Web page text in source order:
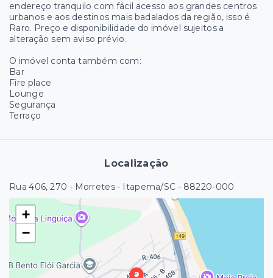
endereço tranquilo com fácil acesso aos grandes centros
urbanos e aos destinos mais badalados da região, isso é
Raro. Preço e disponibilidade do imóvel sujeitos a
alteração sem aviso prévio.
O imóvel conta também com:
Bar
Fire place
Lounge
Segurança
Terraço
Localização
Rua 406, 270 - Morretes - Itapema/SC - 88220-000
+
−